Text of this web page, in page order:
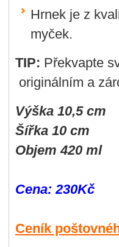
Hrnek je z
myček.
TIP: Překvapte
originálním a
Výška 10,5 cm
Šířka 10 cm
Objem 420 ml
Cena:230Kč
Ceník